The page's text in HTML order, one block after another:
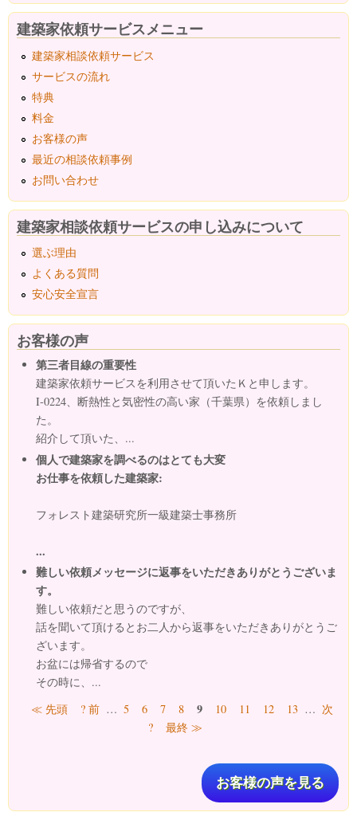
建築家依頼サービスメニュー
建築家相談依頼サービス
サービスの流れ
特典
料金
お客様の声
最近の相談依頼事例
お問い合わせ
建築家相談依頼サービスの申し込みについて
選ぶ理由
よくある質問
安心安全宣言
お客様の声
第三者目線の重要性
建築家依頼サービスを利用させて頂いたＫと申します。
I-0224、断熱性と気密性の高い家（千葉県）を依頼しまし
た。
紹介して頂いた、...
個人で建築家を調べるのはとても大変
お仕事を依頼した建築家:
フォレスト建築研究所一級建築士事務所
...
難しい依頼メッセージに返事をいただきありがとうございま
す。
難しい依頼だと思うのですが、
話を聞いて頂けるとお二人から返事をいただきありがとうご
ざいます。
お盆には帰省するので
その時に、...
ページ
≪ 先頭 ? 前 … 5 6 7 8 9 10 11 12 13 … 次
?
最終 ≫
お客様の声を見る